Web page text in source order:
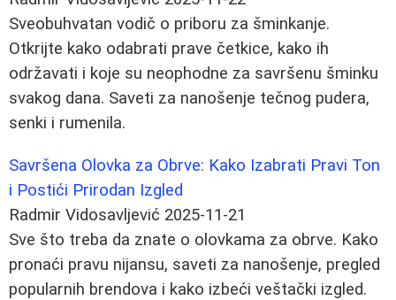
Sveobuhvatan vodič o priboru za šminkanje.
Otkrijte kako odabrati prave četkice, kako ih
održavati i koje su neophodne za savršenu šminku
svakog dana. Saveti za nanošenje tečnog pudera,
senki i rumenila.
Savršena Olovka za Obrve: Kako Izabrati Pravi Ton
i Postići Prirodan Izgled
Radmir Vidosavljević 2025-11-21
Sve što treba da znate o olovkama za obrve. Kako
pronaći pravu nijansu, saveti za nanošenje, pregled
popularnih brendova i kako izbeći veštački izgled.